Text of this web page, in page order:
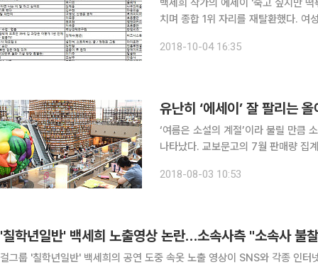
백세희 작가의 에세이 '죽고 싶지만
치며 종합 1위 자리를 재탈환했다. 여성 독자들의
먹고 싶어'가 1위에 또다시 이름을 올
2018-10-04 16:35
유난히 ‘에세이’ 잘 팔리는
‘여름은 소설의 계절’이라 불릴 만큼
나타났다. 교보문고의 7월 판매량 집
작년 7월 소설대 에세이 판매 비중
2018-08-03 10:53
'칠학년일반' 백세희 노출영상 논란…소속사측 "소속사 불
걸그룹 '칠학년일반' 백세희의 공연 도중 속옷 노출 영상이 SNS와 각종 인